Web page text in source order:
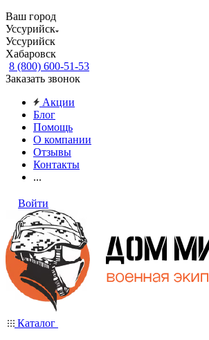
Ваш город
Уссурийск
Уссурийск
Хабаровск
8 (800) 600-51-53
Заказать звонок
Акции
Блог
Помощь
О компании
Отзывы
Контакты
...
Войти
Каталог